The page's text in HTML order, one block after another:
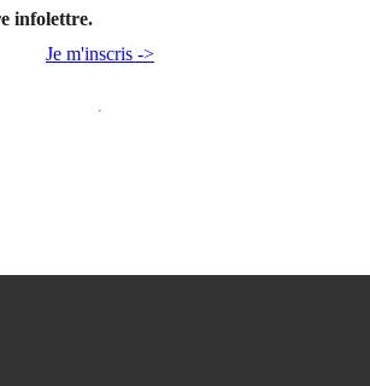
infolettre.
Je m'inscris ->